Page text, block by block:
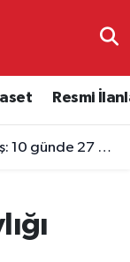
Resmi
atık toplandı